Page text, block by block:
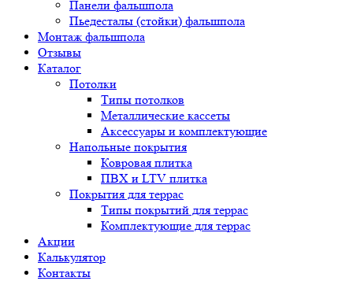
Панели фальшпола
Пьедесталы (стойки) фальшпола
Монтаж фальшпола
Отзывы
Каталог
Потолки
Типы потолков
Металлические кассеты
Аксессуары и комплектующие
Напольные покрытия
Ковровая плитка
ПВХ и LTV плитка
Покрытия для террас
Типы покрытий для террас
Комплектующие для террас
Акции
Калькулятор
Контакты